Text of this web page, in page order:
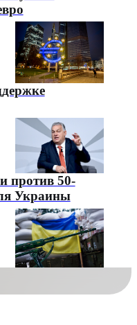
против 50-
Украины